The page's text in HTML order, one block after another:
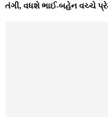
તંગી, વધશે ભાઈ-બહેન વચ્ચે